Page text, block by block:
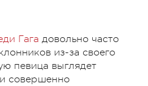
Гага довольно часто
из-за своего
певица выглядет
совершенно